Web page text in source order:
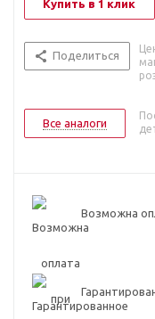
Купить в 1 клик
Поделиться
Все аналоги
Возможна